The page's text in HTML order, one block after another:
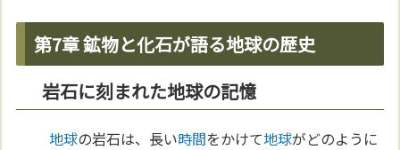
第7章 鉱物と化石が語る地球の歴史
岩石に刻まれた地球の記憶
地球の岩石は、長い時間をかけて地球がどのように